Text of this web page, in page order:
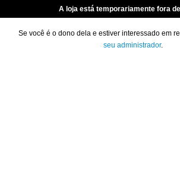
A loja está temporariamente fora
Se você é o dono dela e estiver interessado em
seu administrador.